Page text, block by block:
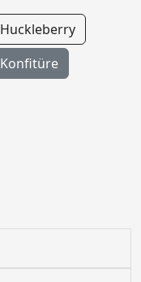
Huckleberry
Konfitüre